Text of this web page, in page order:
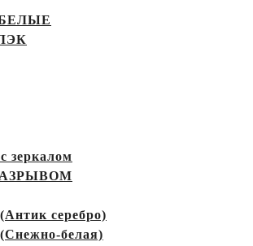
зеркалом
серебро)
белая)